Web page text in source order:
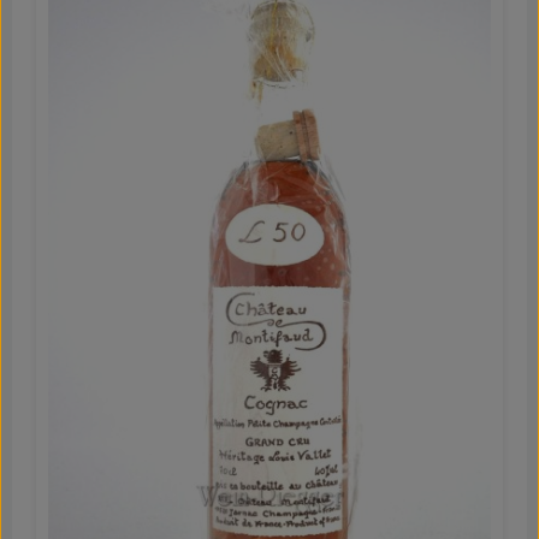
Tiefe Im Glas zeigt sich der Jahrgang 2005 in einer
brillanten strohgelben Farbe. Die Nase offenbart ein
komplexes und zugleich raffiniertes Bouquet mit Aromen
von reifem Pfirsich, begleitet von floralen Nuancen von
Jasmin. Elegante Anklänge von Vanille und zart
geschmolzenem Holz verleihen zusätzliche Tiefe und
bemerkenswerter Finesse und aromatischer Präzision.
Der Ausdruck reifer, perfekt strukturierter Trauben steht
im Mittelpunkt und wird von einer kontrollierten Intensität
getragen. Eine delikate Frische sorgt für Balance,
während der lange, harmonische Abgang mit weichen,
eleganten Noten nachhaltig beeindruckt.
Genussempfehlung Der Montifaud Millésime 2005
entfaltet sein volles Potenzial in anspruchsvollen
Genussmomenten. Besonders harmonisch begleitet er
reife, weiche Käsesorten oder intensive Desserts wie
dunklen Schokoladenfondant, Birnenkuchen oder
Mandelkreationen, bei denen Vanille- und kandierte
Fruchtnoten aufgegriffen werden. Für eine kulinarisch
gewagtere Kombination empfiehlt sich dieser Jahrgang
zu Entenbrust mit süßen Gewürzen oder gebratener
Gänseleber mit Balsamico-Reduktion – eine